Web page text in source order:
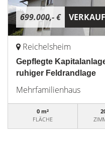
699.000,- €
Reichelsheim
Gepflegte
ruhiger Feldrandlage
Mehrfamilienhaus
0 m²
FLÄCHE